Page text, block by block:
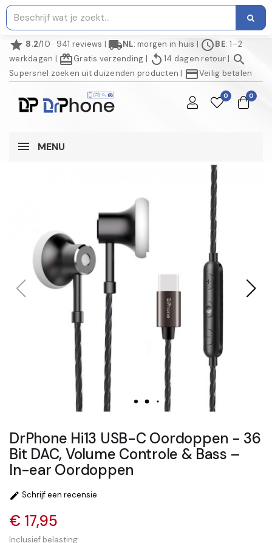
star 8.2/10 · 941 reviews | local_shippingNL: morgen in huis | scheduleBE: 1–2
werkdagen | redeemGratis verzending | replay 14 dagen retour| search
Supersnel zoeken uit duizenden producten | credit_cardVeilig betalen
0 0
MENU
DrPhone Hi13 USB-C Oordoppen - 36
Bit DAC, Volume Controle & Bass –
In-ear Oordoppen
 Schrijf een recensie
€ 17,95
Inclusief belasting